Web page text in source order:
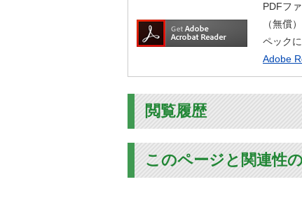
相談窓口
PDFフ
（無償
ペック
Adobe
閲覧履歴
このページと関連性